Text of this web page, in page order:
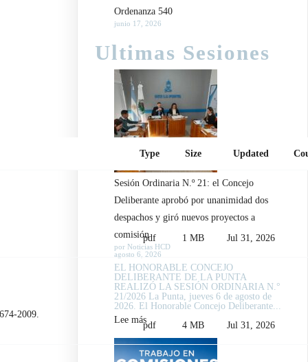
Type Size Updated
pdf
1 MB Jul 31, 2026
2009.
pdf
4 MB Jul 31, 2026
Ordenanza 540
junio 17, 2026
Ultimas Sesiones
Sesión Ordinaria N.º 21: el Concejo
Deliberante aprobó por unanimidad dos
despachos y giró nuevos proyectos a
comisión
por Noticias HCD
agosto 6, 2026
EL HONORABLE CONCEJO
DELIBERANTE DE LA PUNTA
REALIZÓ LA SESIÓN ORDINARIA N.°
21/2026 La Punta, jueves 6 de agosto de
2026. El Honorable Concejo Deliberante...
Lee más:
Sesión
Ordinaria